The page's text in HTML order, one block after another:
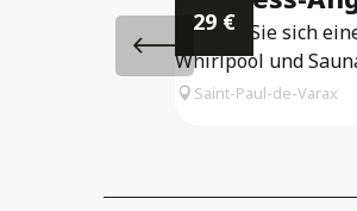
29 €
Gönnen Sie sich
Whirlpool und
Saint-Paul-de-Varax